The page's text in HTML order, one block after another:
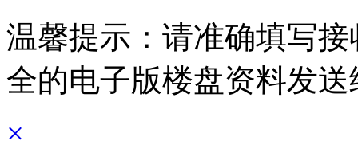
温馨提示：请准确填写
全的电子版楼盘资料发送
×